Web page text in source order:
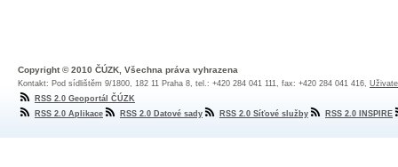
Copyright © 2010 ČÚZK, Všechna práva vyhrazena
Kontakt: Pod sídlištěm 9/1800, 182 11 Praha 8, tel.: +420 284 041 111, fax: +420 284 041 416,
RSS 2.0 Geoportál ČÚZK
RSS 2.0 Aplikace
RSS 2.0 Datové sady RSS 2.0 Síťové služby RSS 2.0 INSPIRE